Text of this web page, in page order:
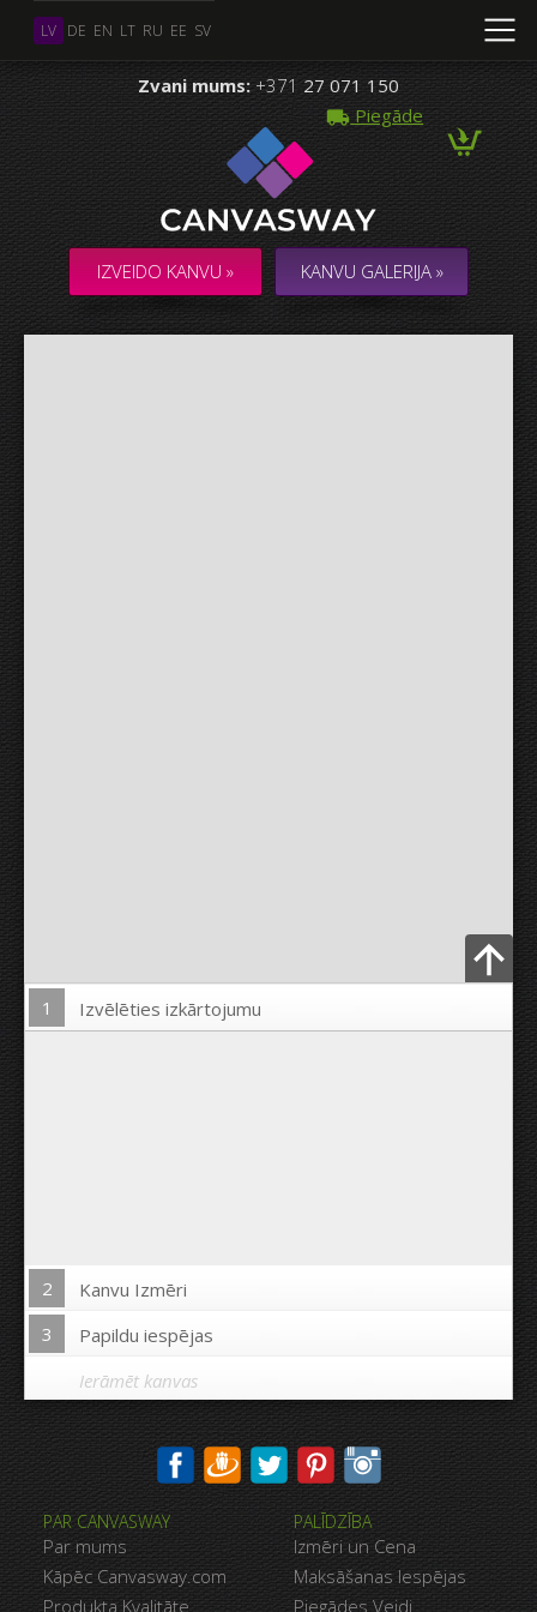
LV DE EN LT RU EE SV
Zvani mums: +371 27 071 150
Piegāde
IZVEIDO KANVU » KANVU GALERIJA »
Ielādēt Foto
1 Izvēlēties izkārtojumu
2
Kanvu Izmēri
3
Papildu iespējas
Drukāt uz kanvas malām:
Nē
Attālums starp bildēm:
Ierāmēt kanvas
Vairāki Foto
KOLĀŽA / KOMPOZĪCIJA no vairākiem Foto
PAR CANVASWAY
Par mums
Kāpēc Canvasway.com
Produkta Kvalitāte
PALĪDZĪBA
Izmēri un Cena
Maksāšanas Iespējas
Piegādes Veidi